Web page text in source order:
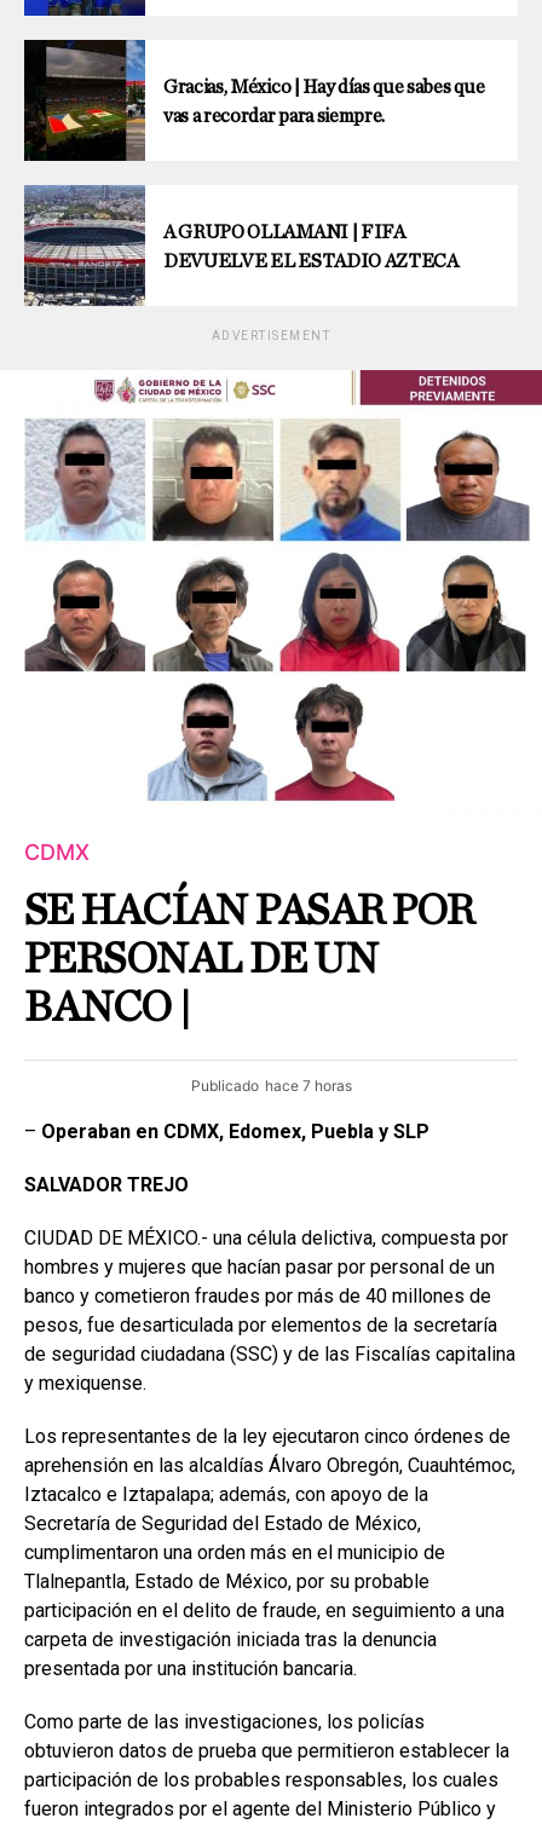
Gracias, México | Hay días que sabes que
vas a recordar para siempre.
A GRUPO OLLAMANI | FIFA
DEVUELVE EL ESTADIO AZTECA
ADVERTISEMENT
CDMX
SE HACÍAN PASAR POR
PERSONAL DE UN
BANCO |
Publicado hace 7 horas
– Operaban en CDMX, Edomex, Puebla y SLP
SALVADOR TREJO
CIUDAD DE MÉXICO.- una célula delictiva, compuesta por
hombres y mujeres que hacían pasar por personal de un
banco y cometieron fraudes por más de 40 millones de
pesos, fue desarticulada por elementos de la secretaría
de seguridad ciudadana (SSC) y de las Fiscalías capitalina
y mexiquense.
Los representantes de la ley ejecutaron cinco órdenes de
aprehensión en las alcaldías Álvaro Obregón, Cuauhtémoc,
Iztacalco e Iztapalapa; además, con apoyo de la
Secretaría de Seguridad del Estado de México,
cumplimentaron una orden más en el municipio de
Tlalnepantla, Estado de México, por su probable
participación en el delito de fraude, en seguimiento a una
carpeta de investigación iniciada tras la denuncia
presentada por una institución bancaria.
Como parte de las investigaciones, los policías
obtuvieron datos de prueba que permitieron establecer la
participación de los probables responsables, los cuales
fueron integrados por el agente del Ministerio Público y